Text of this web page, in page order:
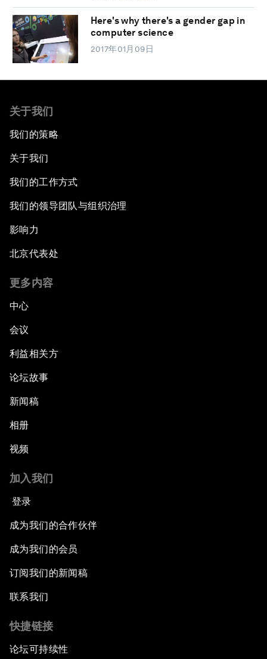
Here's why there's a gender gap in
computer science
2017年01月09日
关于我们
我们的策略
关于我们
我们的工作方式
我们的领导团队与组织治理
影响力
北京代表处
更多内容
中心
会议
利益相关方
论坛故事
新闻稿
相册
视频
加入我们
登录
成为我们的合作伙伴
成为我们的会员
订阅我们的新闻稿
联系我们
快捷链接
论坛可持续性